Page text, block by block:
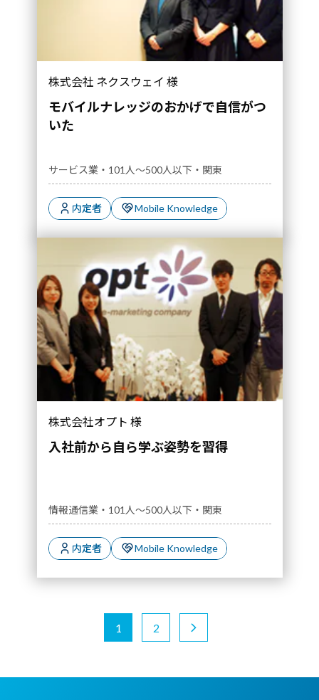
株式会社 ネクスウェイ 様
モバイルナレッジのおかげで自信がつ
いた
サービス業・101人～500人以下・関東
内定者 Mobile Knowledge
株式会社オプト 様
入社前から自ら学ぶ姿勢を習得
情報通信業・101人～500人以下・関東
内定者 Mobile Knowledge
1 2